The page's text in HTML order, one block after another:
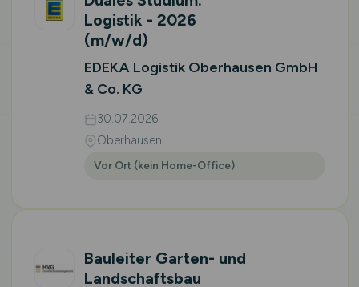
Logistik - 2026
(m/w/d)
EDEKA Logistik Oberhausen GmbH
& Co. KG
30.07.2026
Oberhausen
Vor Ort (kein Home-Office)
Bauleiter Garten- und
Landschaftsbau